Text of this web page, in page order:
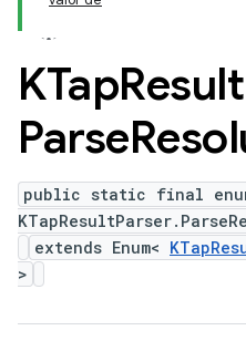
KTapResult
Parse
public static final
extends Enum<
>